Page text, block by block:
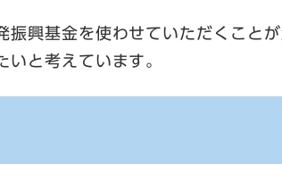
振興基金を使わせていただくこと
と考えています。